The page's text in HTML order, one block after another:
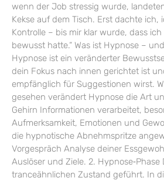
wenn der Job stressig wurde,
Kekse auf dem Tisch. Erst dachte ich,
Kontrolle – bis mir klar wurde, dass
bewusst hatte.“ Was ist Hypnose –
Hypnose ist ein veränderter
dein Fokus nach innen gerichtet ist
empfänglich für Suggestionen wirst.
gesehen verändert Hypnose die Art
Gehirn Informationen verarbeitet,
Aufmerksamkeit, Emotionen und
die hypnotische Abnehmspritze
Vorgespräch Analyse deiner
Auslöser und Ziele. 2.
tranceähnlichen Zustand geführt. In